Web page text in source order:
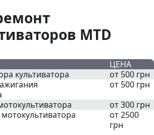
MTD
ЦЕНА
культиватора
от 500 грн
от 500 грн
от 300 грн
от 2500
грн